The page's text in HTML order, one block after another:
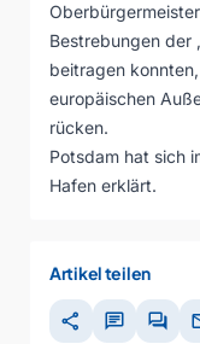
Bestrebungen der
beitragen
europäischen
rücken.
Potsdam hat sich
Hafen erklärt.
Artikel teilen
share chat forum